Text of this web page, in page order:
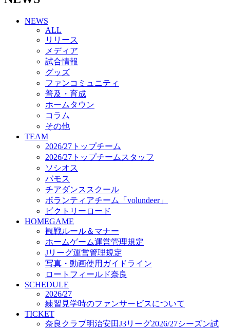
ボランティアチーム「volundeer」
ビクトリーロード
HOMEGAME
観戦ルール＆マナー
ホームゲーム運営管理規定
Jリーグ運営管理規定
写真・動画使用ガイドライン
ロートフィールド奈良
SCHEDULE
2026/27
練習見学時のファンサービスについて
TICKET
奈良クラブ明治安田J3リーグ2026/27シーズン試
合観戦チケット
奈良クラブ明治安田Ｊ3リーグ 2026/27シーズン
「鹿パス」
観戦ルール＆マナー
FANCOMMUNITY
2026/27ファンコミュニティ
サポートショップ
GOODS
オフィシャルストア（実店舗）
オンラインストア
ACADEMY
アカデミーについて
プロジェクト
コーチ&スタッフ
ジュニア
ジュニアユース
ユース
NEWS
ALL
リリース
メディア
試合情報
グッズ
ファンコミュニティ
普及・育成
ホームタウン
コラム
その他
TEAM
2026/27トップチーム
2026/27トップチームスタッフ
ソシオス
バモス
チアダンススクール
ボランティアチーム「volundeer」
ビクトリーロード
HOMEGAME
観戦ルール＆マナー
ホームゲーム運営管理規定
Jリーグ運営管理規定
写真・動画使用ガイドライン
ロートフィールド奈良
SCHEDULE
2026/27
練習見学時のファンサービスについて
TICKET
奈良クラブ明治安田J3リーグ2026/27シーズン試